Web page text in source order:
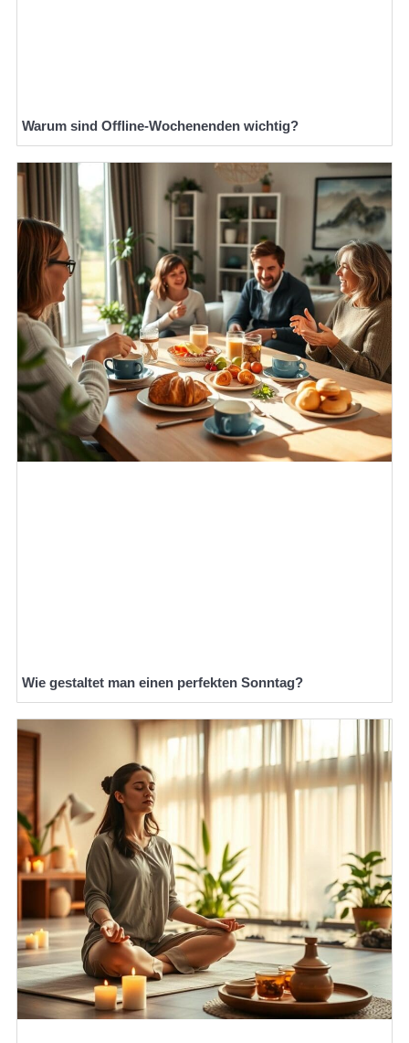
Warum sind Offline-Wochenenden wichtig?
Wie gestaltet man einen perfekten Sonntag?